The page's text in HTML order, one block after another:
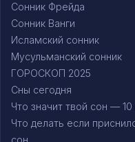
Сонник Фрейда
Сонник Ванги
Исламский сонник
Мусульманский сонник
ГОРОСКОП 2025
Сны сегодня
Что значит твой сон —
Что делать если
сон